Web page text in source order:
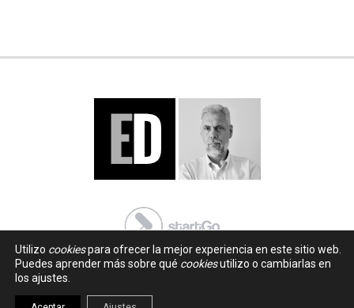
Utilizo cookiespara ofrecer la mejor experiencia en este sitio web.
Puedes aprender más sobre qué cookiesutilizo o cambiarlas en
los ajustes.